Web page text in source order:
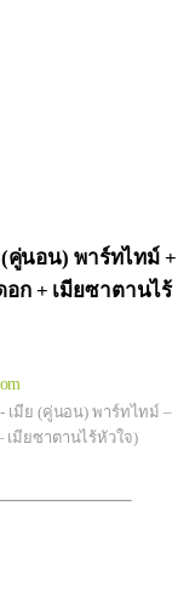
(คู่นอน) พาร์ทไทม์ +
ก + เมียซาตานไร้
- เมีย (คู่นอน) พาร์ทไทม์ –
เมียซาตานไร้หัวใจ)